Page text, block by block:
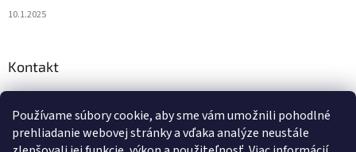
Používame súbory cookie, aby sme vám umožnili pohodlné
prehliadanie webovej stránky a vďaka analýze neustále
10.1.2025
Kontakt
+421 915 478 199